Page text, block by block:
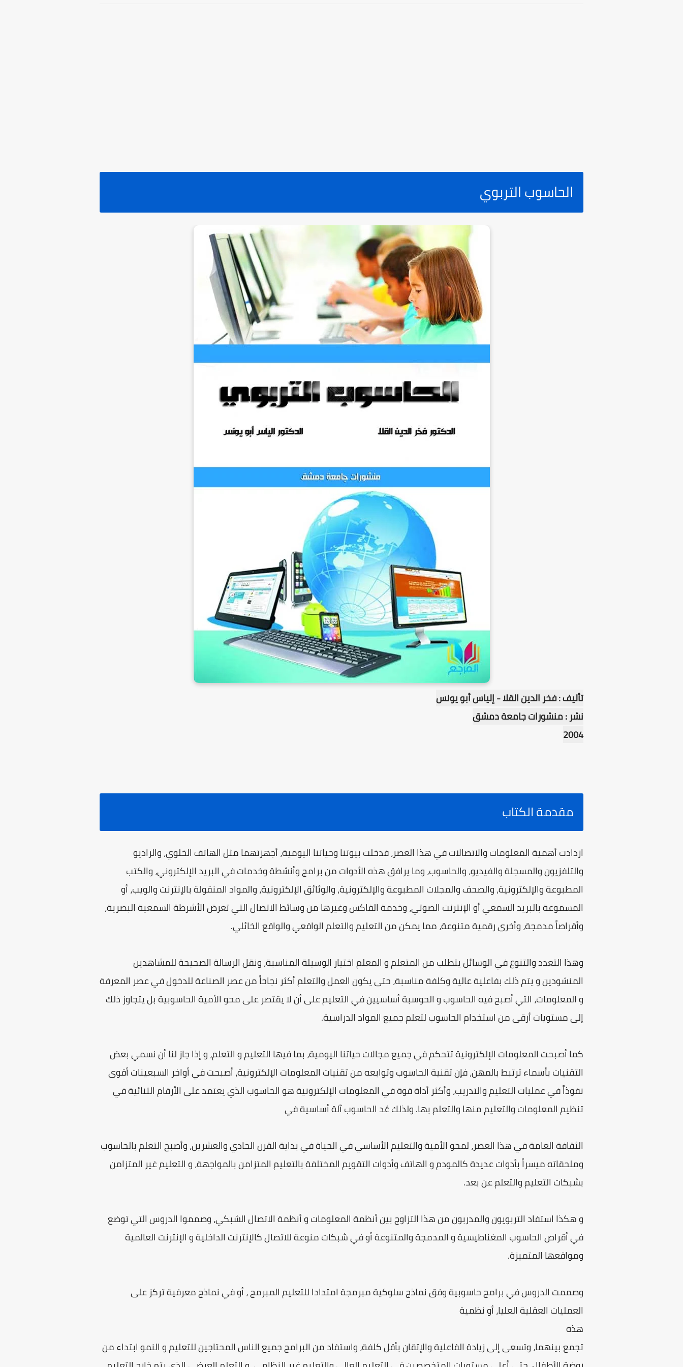
الحاسوب التربوي
تأليف : فخر الدين القلا - إلياس أبو يونس
نشر : منشورات جامعة دمشق
2004
مقدمة الكتاب
ازدادت أهمية المعلومات والاتصالات في هذا العصر، فدخلت بيوتنا وحياتنا اليومية، أجهزتهما مثل الهاتف الخلوي، والراديو
والتلفزيون والمسجلة والفيديو، والحاسوب، وما يرافق هذه الأدوات من برامج وأنشطة وخدمات في البريد الإلكتروني، والكتب
المطبوعة والإلكترونية، والصحف والمجلات المطبوعة والإلكترونية، والوثائق الإلكترونية، والمواد المنقولة بالإنترنت والويب، أو
المسموعة بالبريد السمعي أو الإنترنت الصوتي، وخدمة الفاكس وغيرها من وسائط الاتصال التي تعرض الأشرطة السمعية البصرية،
وأقراصاً مدمجة، وأخرى رقمية متنوعة، مما يمكن من التعليم والتعلم الواقعي والواقع الخائلي.
وهذا التعدد والتنوع في الوسائل يتطلب من المتعلم و المعلم اختيار الوسيلة المناسبة، ونقل الرسالة الصحيحة للمشاهدين
المنشودين و يتم ذلك بفاعلية عالية وكلفة مناسبة، حتى يكون العمل والتعلم أكثر نجاحاً من عصر الصناعة للدخول في عصر المعرفة
و المعلومات، التي أصبح فيه الحاسوب و الحوسبة أساسيين في التعليم على أن لا يقتصر على محو الأمية الحاسوبية بل يتجاوز ذلك
إلى مستويات أرقى من استخدام الحاسوب لتعلم جميع المواد الدراسية.
كما أصبحت المعلومات الإلكترونية تتحكم في جميع مجالات حياتنا اليومية، بما فيها التعليم و التعلم، و إذا جاز لنا أن نسمي بعض
التقنيات بأسماء ترتبط بالمهن، فإن تقنية الحاسوب وتوابعه من تقنيات المعلومات الإلكترونية، أصبحت في أواخر السبعينات أقوى
نفوذاً في عمليات التعليم والتدريب، وأكثر أداة قوة في المعلومات الإلكترونية هو الحاسوب الذي يعتمد على الأرقام الثنائية في
تنظيم المعلومات والتعليم منها والتعلم بها. ولذلك عُد الحاسوب آلة أساسية في
الثقافة العامة في هذا العصر، لمحو الأمية والتعليم الأساسي في الحياة في بداية القرن الحادي والعشرين، وأصبح التعلم بالحاسوب
وملحقاته ميسراً بأدوات عديدة كالمودم و الهاتف وأدوات التقويم المختلفة بالتعليم المتزامن بالمواجهة، و التعليم غير المتزامن
بشبكات التعليم والتعلم عن بعد.
و هكذا استفاد التربويون والمدربون من هذا التزاوج بين أنظمة المعلومات و أنظمة الاتصال الشبكي، وصمموا الدروس التي توضع
في أقراص الحاسوب المغناطيسية و المدمجة والمتنوعة أو في شبكات منوعة للاتصال كالإنترنت الداخلية و الإنترنت العالمية
ومواقعها المتميزة.
وصممت الدروس في برامج حاسوبية وفق نماذج سلوكية مبرمجة امتدادا للتعليم المبرمج ، أو في نماذج معرفية تركز على
العمليات العقلية العليا، أو نظمية
هذه
تجمع بينهما، وتسعى إلى زيادة الفاعلية والإتقان بأقل كلفة، واستفاد من البرامج جميع الناس المحتاجين للتعليم و النمو ابتداء من